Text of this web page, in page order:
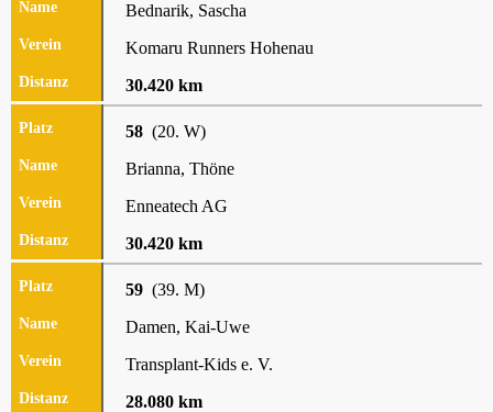
Bednarik, Sascha
Komaru Runners Hohenau
30.420 km
58 (20. W)
Brianna, Thöne
Enneatech AG
30.420 km
59 (39. M)
Damen, Kai-Uwe
Transplant-Kids e. V.
28.080 km